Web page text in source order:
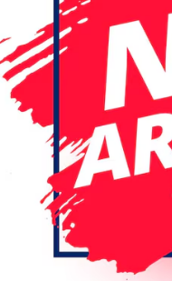
pro Seite Datum